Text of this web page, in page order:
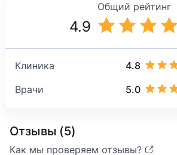
Общий рейтинг
4.9
Клиника 4.8
Врачи 5.0
Отзывы (5)
Как мы проверяем отзывы?